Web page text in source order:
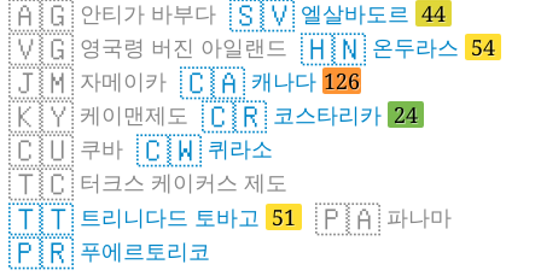
🇦🇬 안티가 바부다 🇸🇻 엘살바도르 44
🇻🇬 영국령 버진 아일랜드 🇭🇳 온두라스 54
🇯🇲 자메이카 🇨🇦 캐나다 126
🇰🇾 케이맨제도 🇨🇷 코스타리카 24
🇨🇺 쿠바 🇨🇼 퀴라소
🇹🇨 터크스 케이커스 제도
🇹🇹 트리니다드 토바고 51 🇵🇦 파나마
🇵🇷 푸에르토리코